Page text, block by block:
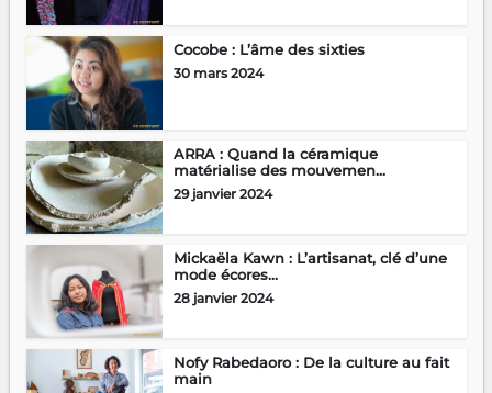
Cocobe : L’âme des sixties
30 mars 2024
ARRA : Quand la céramique
matérialise des mouvemen...
29 janvier 2024
Mickaëla Kawn : L’artisanat, clé d’une
mode écores...
28 janvier 2024
Nofy Rabedaoro : De la culture au fait
main